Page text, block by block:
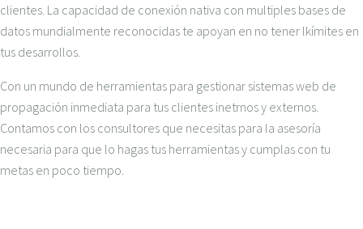
clientes. La capacidad de conexión nativa con multiples bases de
datos mundialmente reconocidas te apoyan en no tener lkímites en
tus desarrollos.
Con un mundo de herramientas para gestionar sistemas web de
propagación inmediata para tus clientes inetrnos y externos.
Contamos con los consultores que necesitas para la asesoría
necesaria para que lo hagas tus herramientas y cumplas con tu
metas en poco tiempo.